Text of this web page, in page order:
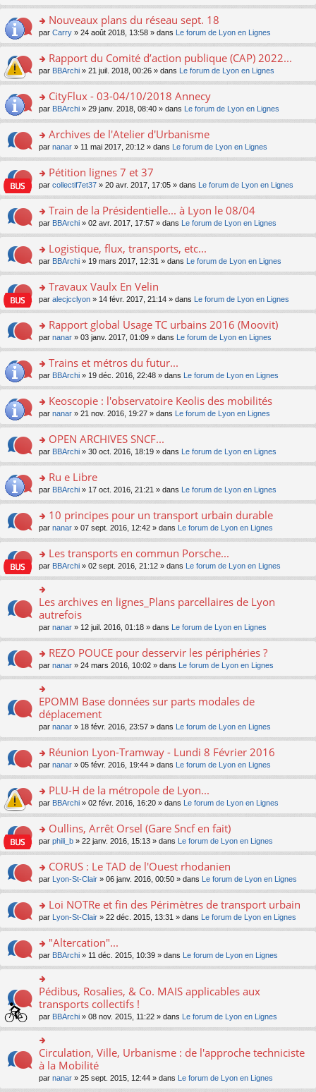
nt
s
c
e
nt
pl
u
s
c
e
nt
n
o
lu
pl
u
s
c
e
nt
g
e
n
o
lu
pl
u
s
c
e
nt
m
e
s
a
g
e
n
n
lu
le
pl
u
c
e
nt
n
ult
er
le
m
e
a
g
e
n
n
le
pl
u
ré
c
e
nt
o
n
ult
er
le
m
e
a
g
e
n
n
le
pl
u
ré
c
e
nt
Nouveaux plans du réseau sept. 18
par Carry » 24 août 2018, 13:58 » dans Le forum de Lyon en Lignes
o
n
ult
er
le
m
e
a
g
e
n
n
le
pl
u
ré
c
e
nt
Rapport du Comité d’action publique (CAP) 2022...
par BBArchi » 21 juil. 2018, 00:26 » dans Le forum de Lyon en Lignes
o
n
ult
er
le
m
e
a
g
e
n
n
le
pl
u
ré
c
e
nt
CityFlux - 03-04/10/2018 Annecy
par BBArchi » 29 janv. 2018, 08:40 » dans Le forum de Lyon en Lignes
o
n
ult
er
le
m
e
a
g
e
n
n
le
pl
u
ré
c
e
nt
Archives de l'Atelier d'Urbanisme
par nanar » 11 mai 2017, 20:12 » dans Le forum de Lyon en Lignes
o
n
ult
er
le
m
e
a
g
e
n
n
le
pl
u
ré
c
e
nt
Pétition lignes 7 et 37
par collectif7et37 » 20 avr. 2017, 17:05 » dans Le forum de Lyon en Lignes
o
n
ult
er
le
m
e
a
g
e
n
n
le
pl
u
ré
c
e
nt
Train de la Présidentielle... à Lyon le 08/04
par BBArchi » 02 avr. 2017, 17:57 » dans Le forum de Lyon en Lignes
o
n
ult
er
le
m
e
a
g
e
n
n
le
pl
u
ré
c
e
nt
Logistique, flux, transports, etc...
par BBArchi » 19 mars 2017, 12:31 » dans Le forum de Lyon en Lignes
o
n
ult
er
le
m
e
a
g
e
n
n
le
pl
u
ré
c
e
nt
Travaux Vaulx En Velin
par alecjcclyon » 14 févr. 2017, 21:14 » dans Le forum de Lyon en Lignes
o
n
ult
er
le
m
e
a
g
e
n
n
le
pl
u
ré
c
e
nt
Rapport global Usage TC urbains 2016 (Moovit)
par nanar » 03 janv. 2017, 01:09 » dans Le forum de Lyon en Lignes
o
n
ult
er
le
m
e
a
g
e
n
n
le
pl
u
s
ré
c
e
nt
Trains et métros du futur...
par BBArchi » 19 déc. 2016, 22:48 » dans Le forum de Lyon en Lignes
o
n
ult
er
le
m
e
a
g
e
n
n
le
pl
u
s
e
nt
Keoscopie : l'observatoire Keolis des mobilités
par nanar » 21 nov. 2016, 19:27 » dans Le forum de Lyon en Lignes
o
n
ult
er
le
m
e
a
g
e
n
o
lu
le
pl
u
s
c
nt
OPEN ARCHIVES SNCF...
par BBArchi » 30 oct. 2016, 18:19 » dans Le forum de Lyon en Lignes
o
n
ult
er
le
m
e
s
g
e
n
o
lu
le
pl
u
s
ré
e
Ru e Libre
par BBArchi » 17 oct. 2016, 21:21 » dans Le forum de Lyon en Lignes
o
n
ult
er
le
m
s
a
e
n
o
n
lu
le
pl
u
s
ré
e
10 principes pour un transport urbain durable
par nanar » 07 sept. 2016, 12:42 » dans Le forum de Lyon en Lignes
o
n
s
ult
er
le
m
e
s
a
e
n
o
n
pl
u
s
ré
e
Les transports en commun Porsche...
par BBArchi » 02 sept. 2016, 21:12 » dans Le forum de Lyon en Lignes
n
ult
er
le
m
e
s
s
a
g
e
n
o
lu
le
pl
u
s
c
e
nt
Les archives en lignes_Plans parcellaires de Lyon
autrefois
par nanar » 12 juil. 2016, 01:18 » dans Le forum de Lyon en Lignes
o
n
s
ult
er
le
m
e
s
a
e
n
o
lu
le
pl
u
s
e
nt
REZO POUCE pour desservir les périphéries ?
par nanar » 24 mars 2016, 10:02 » dans Le forum de Lyon en Lignes
o
n
ult
er
le
m
e
s
a
g
e
n
lu
le
pl
u
ré
c
e
nt
EPOMM Base données sur parts modales de
déplacement
par nanar » 18 févr. 2016, 23:57 » dans Le forum de Lyon en Lignes
o
n
ult
er
le
m
e
a
g
e
n
n
le
pl
u
s
ré
c
e
nt
Réunion Lyon-Tramway - Lundi 8 Février 2016
par nanar » 05 févr. 2016, 19:44 » dans Le forum de Lyon en Lignes
o
n
ult
er
le
m
e
a
g
e
n
n
le
pl
u
s
c
nt
PLU-H de la métropole de Lyon...
par BBArchi » 02 févr. 2016, 16:20 » dans Le forum de Lyon en Lignes
o
n
ult
er
le
m
e
a
g
e
n
o
n
lu
le
pl
u
s
ré
e
Oullins, Arrêt Orsel (Gare Sncf en fait)
par phili_b » 22 janv. 2016, 15:13 » dans Le forum de Lyon en Lignes
o
n
ult
er
le
m
e
s
g
e
n
o
n
lu
le
pl
u
CORUS : Le TAD de l'Ouest rhodanien
par Lyon-St-Clair » 06 janv. 2016, 00:50 » dans Le forum de Lyon en Lignes
o
n
ult
er
le
m
e
s
a
e
n
o
n
Loi NOTRe et fin des Périmètres de transport urbain
par Lyon-St-Clair » 22 déc. 2015, 13:31 » dans Le forum de Lyon en Lignes
o
n
s
ult
er
le
m
e
s
s
a
g
e
"Altercation"...
par BBArchi » 11 déc. 2015, 10:39 » dans Le forum de Lyon en Lignes
o
n
ult
er
le
m
e
s
Pédibus, Rosalies, & Co. MAIS applicables aux
transports collectifs !
par BBArchi » 08 nov. 2015, 11:22 » dans Le forum de Lyon en Lignes
o
n
ult
Circulation, Ville, Urbanisme : de l'approche techniciste
à la Mobilité
par nanar » 25 sept. 2015, 12:44 » dans Le forum de Lyon en Lignes